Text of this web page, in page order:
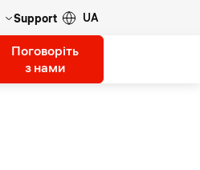
Support UA
Поговоріть
з нами